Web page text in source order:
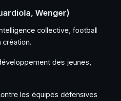
Wenger)
collective, football
création.
des jeunes,
les équipes défensives